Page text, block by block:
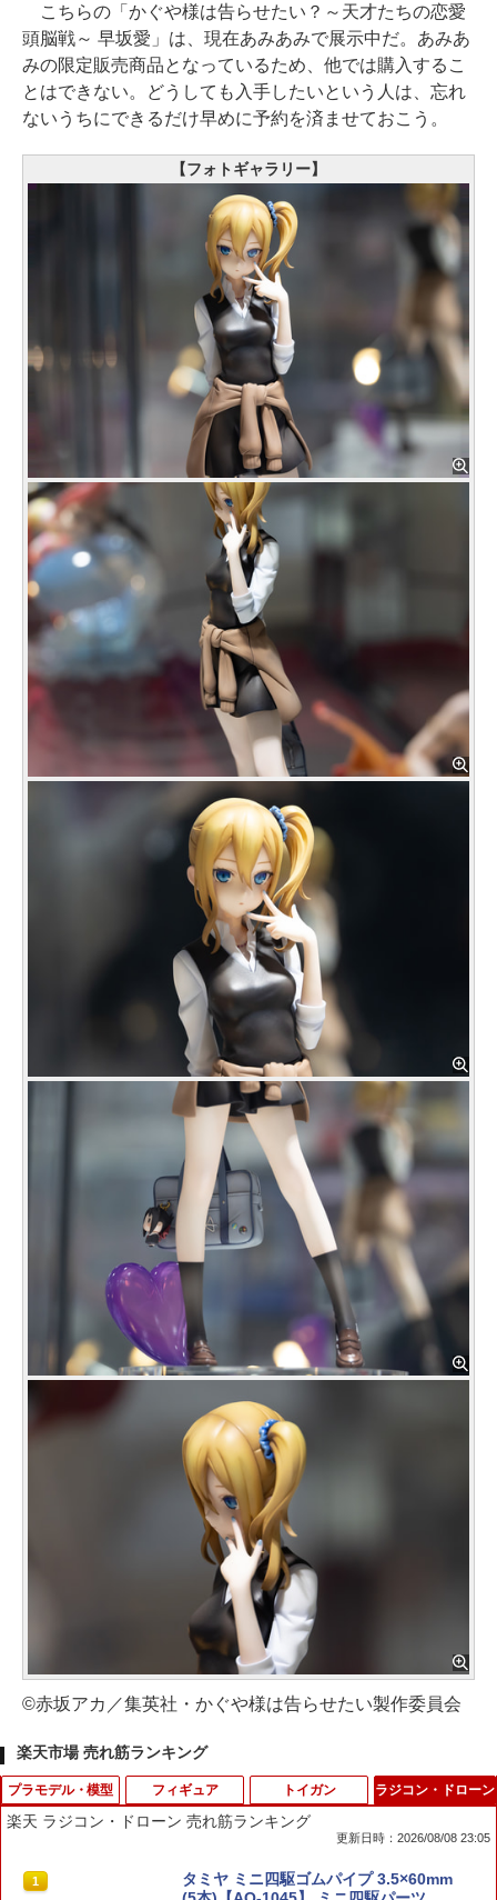
こちらの「かぐや様は告らせたい？～天才たちの恋愛
頭脳戦～ 早坂愛」は、現在あみあみで展示中だ。あみあ
みの限定販売商品となっているため、他では購入するこ
とはできない。どうしても入手したいという人は、忘れ
ないうちにできるだけ早めに予約を済ませておこう。
【フォトギャラリー】
©赤坂アカ／集英社・かぐや様は告らせたい製作委員会
楽天市場 売れ筋ランキング
プラモデル・模型
1
トミカリミテッドヴィンテージNEO LV-
フィギュア
1
ドラゴンクエスト メタリックモンスター
トイガン
1
GP0102 ポーチ #BP115YNGP-0102 MO
ラジコン・ドローン
楽天 ラジコン・ドローン 売れ筋ランキング
更新日時：2026/08/08 23:05
1
タミヤ ミニ四駆ゴムパイプ 3.5×60mm